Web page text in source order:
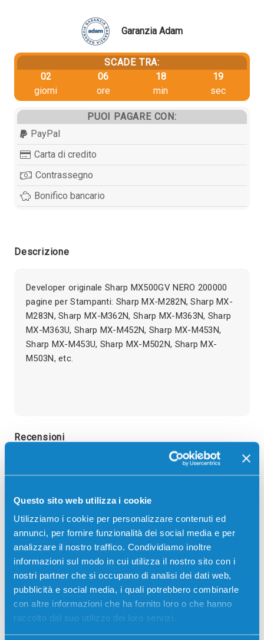
Questo sito web utilizza i cookie
Utilizziamo i cookie per personalizzare contenuti ed
annunci, per fornire funzionalità dei social media e per
analizzare il nostro traffico. Condividiamo inoltre
informazioni sul modo in cui utilizza il nostro sito con i
nostri partner che si occupano di analisi dei dati web,
pubblicità e social media, i quali potrebbero combinarle
con altre informazioni che ha fornito loro o che hanno
raccolto dal suo utilizzo dei loro servizi.
Garanzia Adam
SCADE TRA:
02
giorni
06
ore
18
min
19
sec
PUOI PAGARE CON:
PayPal
Carta di credito
Contrassegno
Bonifico bancario
Descrizione
Developer originale Sharp MX500GV NERO 200000
pagine per Stampanti: Sharp MX-M282N, Sharp MX-
M283N, Sharp MX-M362N, Sharp MX-M363N, Sharp
MX-M363U, Sharp MX-M452N, Sharp MX-M453N,
Sharp MX-M453U, Sharp MX-M502N, Sharp MX-
M503N, etc.
Recensioni
Stampanti compatibili